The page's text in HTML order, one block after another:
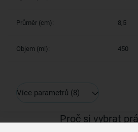
Průměr (cm): 8,5
Objem (ml): 450
Více parametrů (8)
Proč si vybrat